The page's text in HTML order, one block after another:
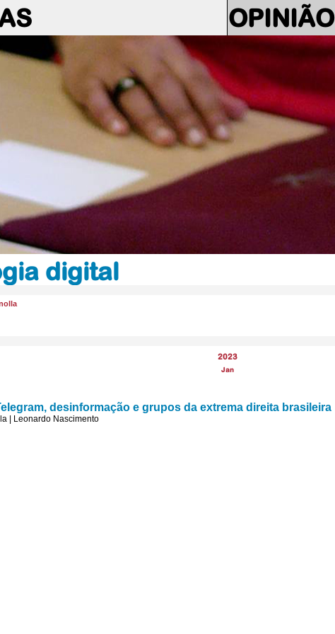
OPINIÃO
digital
2023
Jan
desinformação e grupos da extrema direita brasileira
Leonardo Nascimento